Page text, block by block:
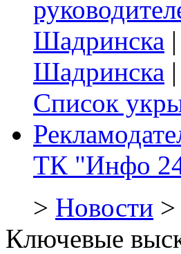
Шадринска |
Шадринска |
Список
ТК "Инфо
> Новости >
Ключевые